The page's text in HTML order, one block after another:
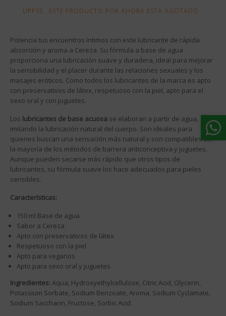
UPPSS.. ESTE PRODUCTO POR AHORA ESTA AGOTADO
Potencia tus encuentros íntimos con este lubricante de rápida
absorción y aroma a Cereza. Su fórmula a base de agua
proporciona una lubricación suave y duradera, ideal para mejorar
la sensibilidad y el placer durante las relaciones sexuales y los
masajes eróticos. Como todos los lubricantes de la marca es apto
con preservativos de látex, respetuoso con la piel, apto para el
sexo oral y con juguetes.
Los lubricantes de base acuosa se elaboran a partir de agua,
imitando la lubricación natural del cuerpo. Son ideales para
quienes buscan una sensación más natural y son compatibles con
la mayoría de los métodos de barrera anticonceptiva y juguetes.
Aunque pueden secarse más rápido que otros tipos de
lubricantes, su fórmula suave los hace adecuados para pieles
sensibles.
Características:
150 ml Base de agua
Sabor a Cereza
Apto con preservativos de látex
Respetuoso con la piel
Apto para veganos
Apto para sexo oral y juguetes
Ingredientes: Aqua, Hydroxyethylcellulose, Citric Acid, Glycerin,
Potassium Sorbate, Sodium Benzoate, Aroma, Sodium Cyclamate,
Sodium Saccharin, Fructose, Sorbic Acid.